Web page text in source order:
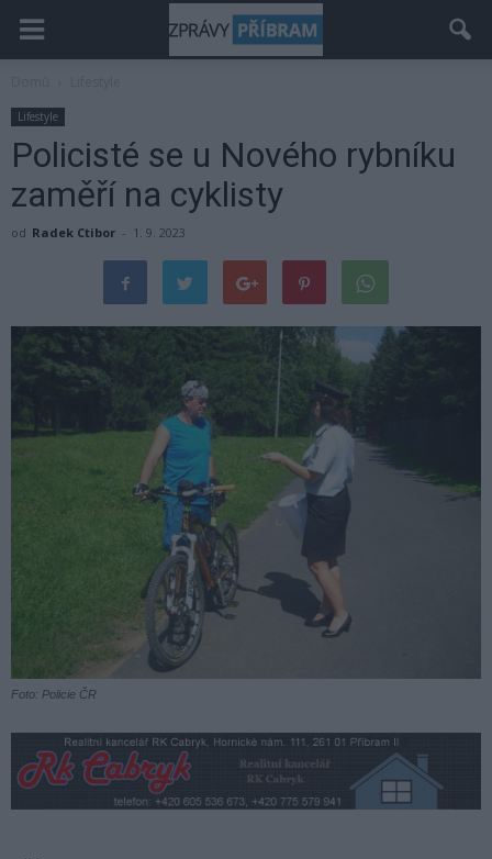
Lifestyle
Policisté se u Nového rybníku
zaměří na cyklisty
od Radek Ctibor - 1. 9. 2023
Foto: Policie ČR